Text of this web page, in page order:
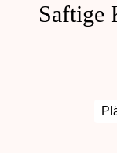
Saftige